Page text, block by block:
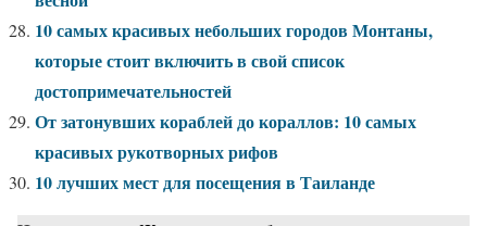
10 самых красивых небольших городов Монтаны,
которые стоит включить в свой список
достопримечательностей
От затонувших кораблей до кораллов: 10 самых
красивых рукотворных рифов
10 лучших мест для посещения в Таиланде